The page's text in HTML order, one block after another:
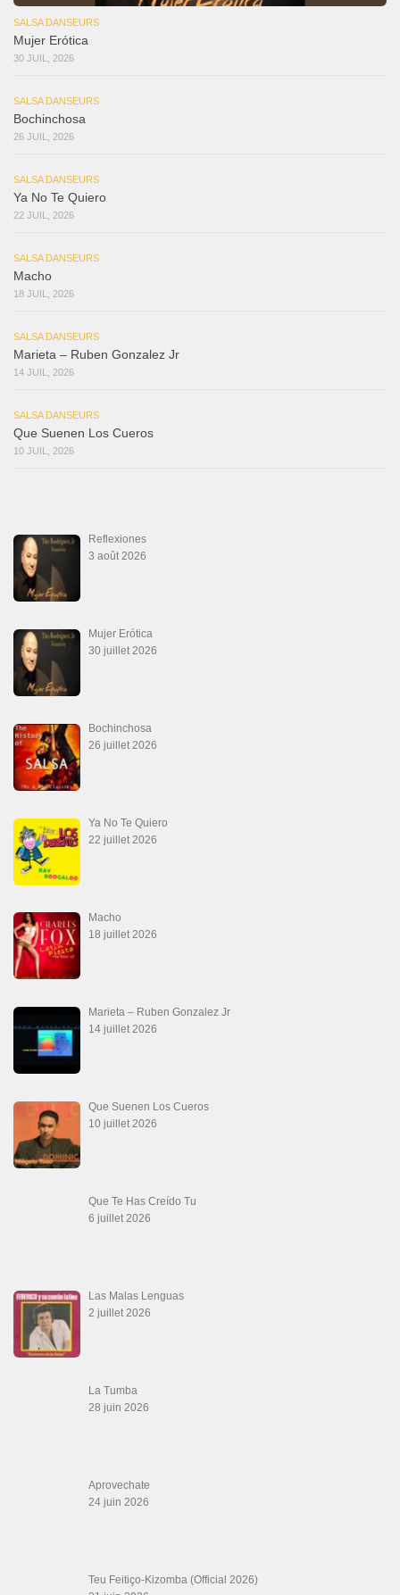
SALSA DANSEURS
Mujer Erótica
30 JUIL, 2026
SALSA DANSEURS
Bochinchosa
26 JUIL, 2026
SALSA DANSEURS
Ya No Te Quiero
22 JUIL, 2026
SALSA DANSEURS
Macho
18 JUIL, 2026
SALSA DANSEURS
Marieta – Ruben Gonzalez Jr
14 JUIL, 2026
SALSA DANSEURS
Que Suenen Los Cueros
10 JUIL, 2026
Reflexiones
3 août 2026
Mujer Erótica
30 juillet 2026
Bochinchosa
26 juillet 2026
Ya No Te Quiero
22 juillet 2026
Macho
18 juillet 2026
Marieta – Ruben Gonzalez Jr
14 juillet 2026
Que Suenen Los Cueros
10 juillet 2026
Que Te Has Creído Tu
6 juillet 2026
Las Malas Lenguas
2 juillet 2026
La Tumba
28 juin 2026
Aprovechate
24 juin 2026
Teu Feitiço-Kizomba (Official 2026)